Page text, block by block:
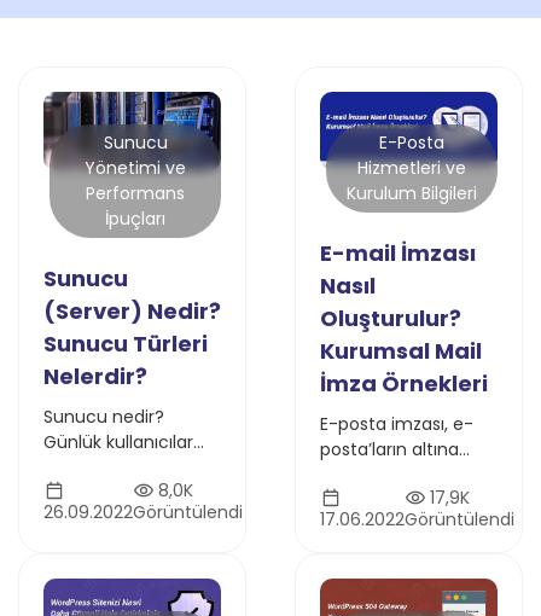
Sunucu
Yönetimi ve
Performans
İpuçları
Sunucu
(Server) Nedir?
Sunucu Türleri
Nelerdir?
Sunucu nedir?
Günlük kullanıcılar
sunucu kavramını ve
teknoloji
26.09.2022
8,0K
Görüntülendi
E-Posta
Hizmetleri ve
Kurulum Bilgileri
E-mail İmzası
Nasıl
Oluşturulur?
Kurumsal Mail
İmza Örnekleri
E-posta imzası, e-
posta’ların altına
kartvizitler gibidir.
Genellikle tam
bilgilerinizi ve iletişim
bilgilerinizi içerir.
17.06.2022
17,9K
Görüntülendi